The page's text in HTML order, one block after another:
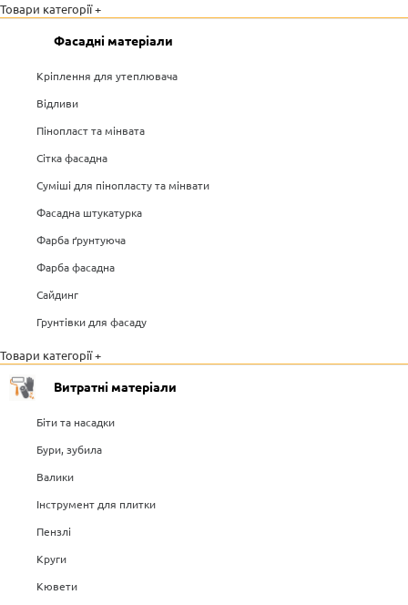
Товари категорії +
Фасадні матеріали
Кріплення для утеплювача
Відливи
Пінопласт та мінвата
Сітка фасадна
Суміші для пінопласту та мінвати
Фасадна штукатурка
Фарба ґрунтуюча
Фарба фасадна
Сайдинг
Грунтівки для фасаду
Товари категорії +
Витратні матеріали
Біти та насадки
Бури, зубила
Валики
Інструмент для плитки
Пензлі
Круги
Кювети